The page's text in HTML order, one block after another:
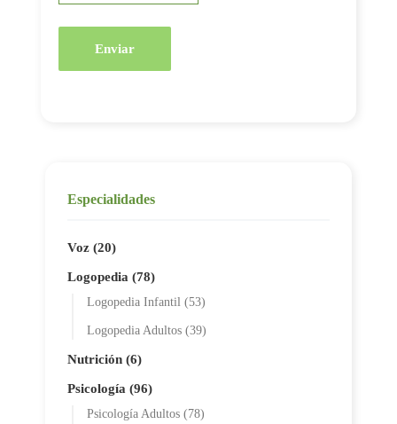
Enviar
Especialidades
Voz (20)
Logopedia (78)
Logopedia Infantil (53)
Logopedia Adultos (39)
Nutrición (6)
Psicología (96)
Psicología Adultos (78)